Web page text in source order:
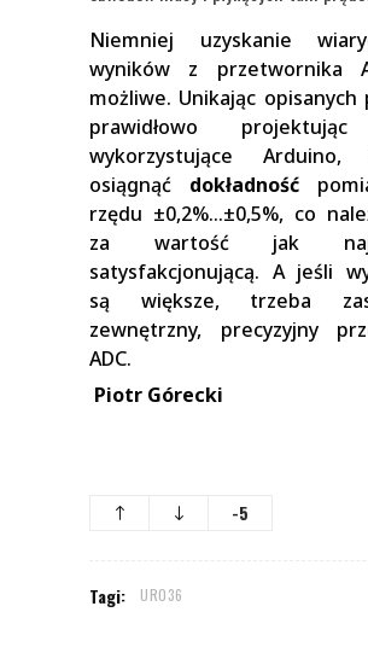
Niemniej uzyskanie
wyników z przetwornika
możliwe. Unikając opisanych
prawidłowo projektując
wykorzystujące Arduino,
osiągnąć dokładność
rzędu ±0,2%…±0,5%, co
za wartość jak
satysfakcjonującą. A jeśli
są większe, trzeba
zewnętrzny, precyzyjny
ADC.
Piotr Górecki
-5
Tagi: UR036